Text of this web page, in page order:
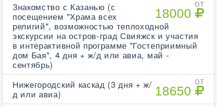
ОТ
18000
Знакомство с Казанью (с
посещением "Храма всех
религий", возможностью теплоходной
экскурсии на остров-град Свияжск и участия
в интерактивной программе "Гостеприимный
дом Бая", 4 дня + ж/д или авиа, май -
сентябрь)
ОТ
18650
Нижегородский каскад (3 дня + ж/
д или авиа)